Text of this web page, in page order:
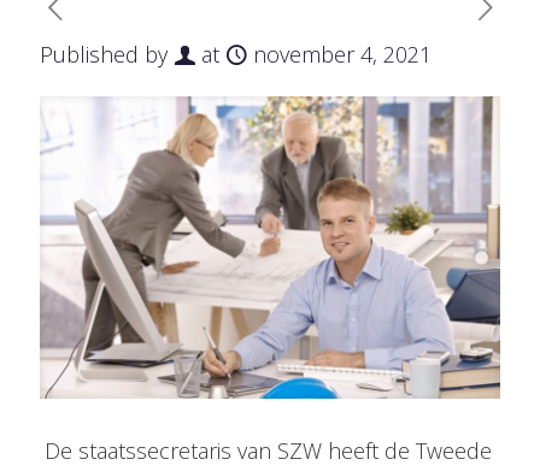
Published by at november 4, 2021
De staatssecretaris van SZW heeft de Tweede